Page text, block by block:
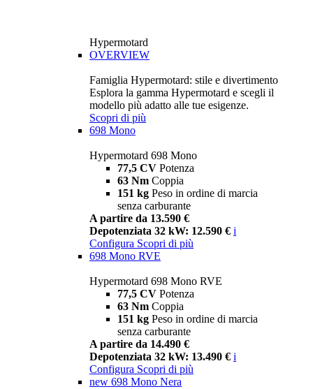
Hypermotard
OVERVIEW
Famiglia Hypermotard: stile e divertimento
Esplora la gamma Hypermotard e scegli il
modello più adatto alle tue esigenze.
Scopri di più
698 Mono
Hypermotard 698 Mono
77,5 CV Potenza
63 Nm Coppia
151 kg Peso in ordine di marcia
senza carburante
A partire da 13.590 €
Depotenziata 32 kW: 12.590 € i
Configura Scopri di più
698 Mono RVE
Hypermotard 698 Mono RVE
77,5 CV Potenza
63 Nm Coppia
151 kg Peso in ordine di marcia
senza carburante
A partire da 14.490 €
Depotenziata 32 kW: 13.490 € i
Configura Scopri di più
new 698 Mono Nera